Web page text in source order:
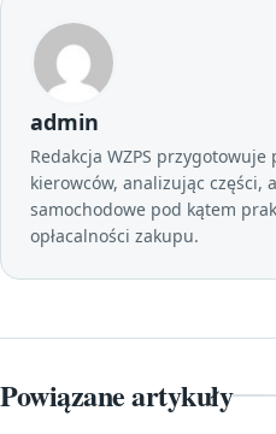
admin
Redakcja WZPS
kierowców, analizując części,
samochodowe pod kątem
opłacalności zakupu.
Powiązane artykuły